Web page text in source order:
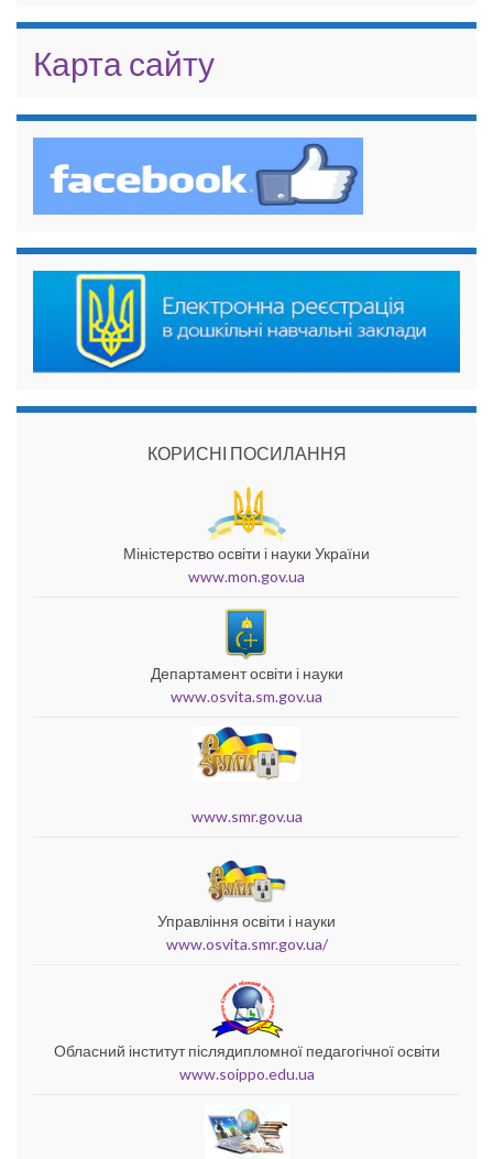
Карта сайту
КОРИСНІ ПОСИЛАННЯ
Міністерство освіти і науки України
www.mon.gov.ua
Департамент освіти і науки
www.osvita.sm.gov.ua
www.smr.gov.ua
Управління освіти і науки
www.osvita.smr.gov.ua/
Обласний інститут післядипломної педагогічної освіти
www.soippo.edu.ua